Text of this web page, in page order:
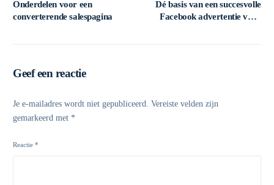
Onderdelen voor een
converterende salespagina
Dé basis van een succesvolle
Facebook advertentie voor
Geef een reactie
Je e-mailadres wordt niet gepubliceerd. Vereiste velden zijn
gemarkeerd met *
Reactie*